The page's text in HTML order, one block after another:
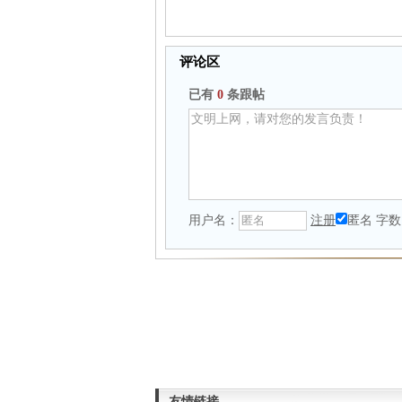
评论区
已有 0 条跟帖
用户名： 注册 匿名 字